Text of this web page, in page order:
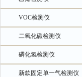
VOC检测仪
二氧化碳检测仪
磷化氢检测仪
新款固定单一气检测仪